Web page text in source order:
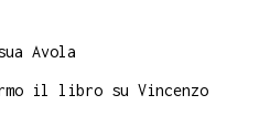
Avola
il libro su Vincenzo